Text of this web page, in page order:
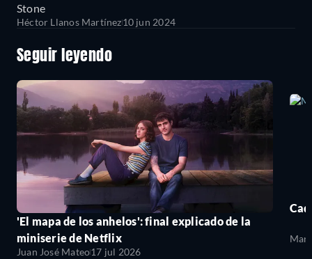
Stone
Héctor Llanos Martínez10 jun 2024
Seguir leyendo
'El mapa de los anhelos': final explicado de la
miniserie de Netflix
Juan José Mateo17 jul 2026